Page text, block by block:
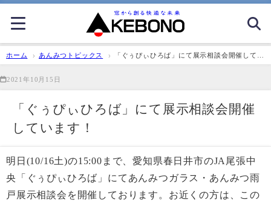
ホーム あんみつトピックス
「ぐぅぴぃひろば」にて展示相談会開催してい
2021年10月15日
「ぐぅぴぃひろば」にて展示相談会開催
しています！
明日(10/16土)の15:00まで、愛知県春日井市のJA尾張中
央「ぐぅぴぃひろば」にてあんみつガラス・あんみつ雨
戸展示相談会を開催しております。お近くの方は、この